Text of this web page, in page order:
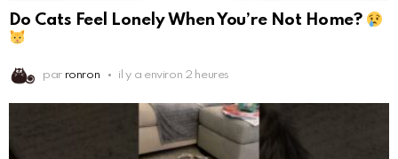
Do Cats Feel Lonely When You’re Not Home?
par ronron il y a environ 2 heures